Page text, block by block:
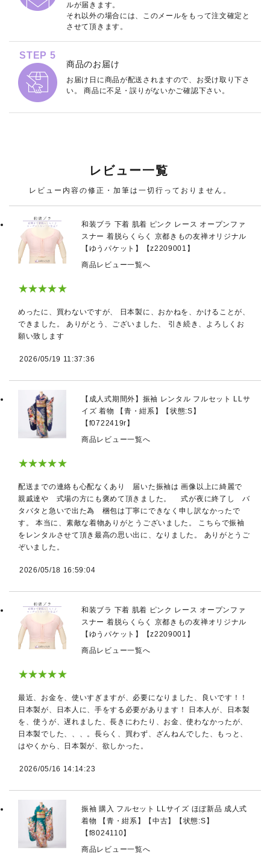
ルが届きます。
それ以外の場合には、このメールをもって注文確定と
させて頂きます。
STEP 5
商品のお届け
お届け日に商品が配送されますので、お受け取り下さ
い。 商品に不足・誤りがないかご確認下さい。
レビュー一覧
レビュー内容の修正・加筆は一切行っておりません。
和装ブラ 下着 肌着 ピンク レース オープンファ
スナー 着脱らくらく 京都きもの友禅オリジナル
【ゆうパケット】【z2209001】
商品レビュー一覧へ
★★★★★
めったに、買わないですが、 日本製に、おかねを、かけることが、
できました。 ありがとう、ございました、 引き続き、よろしくお
願い致します
2026/05/19 11:37:36
【成人式期間外】振袖 レンタル フルセット LLサ
イズ 着物 【青・紺系】【状態:S】
【f0722419r】
商品レビュー一覧へ
★★★★★
配送までの連絡も心配なくあり 届いた振袖は 画像以上に綺麗で
親戚達や 式場の方にも褒めて頂きました。 式が夜に終了し バ
タバタと急いで出た為 梱包は丁寧にできなく申し訳なかったで
す。 本当に、素敵な着物ありがとうございました。 こちらで振袖
をレンタルさせて頂き最高の思い出に、なりました。 ありがとうご
ぞいました。
2026/05/18 16:59:04
和装ブラ 下着 肌着 ピンク レース オープンファ
スナー 着脱らくらく 京都きもの友禅オリジナル
【ゆうパケット】【z2209001】
商品レビュー一覧へ
★★★★★
最近、お金を、使いすぎますが、必要になりました、良いです！！
日本製が、日本人に、手をする必要があります！ 日本人が、日本製
を、使うが、遅れました、長きにわたり、お金、使わなかったが、
日本製でした、、、。長らく、買わず、ざんねんでした、もっと、
はやくから、日本製が、欲しかった。
2026/05/16 14:14:23
振袖 購入 フルセット LLサイズ ほぼ新品 成人式
着物 【青・紺系】【中古】【状態:S】
【f8024110】
商品レビュー一覧へ